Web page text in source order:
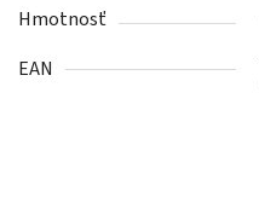
Hmotnosť
EAN